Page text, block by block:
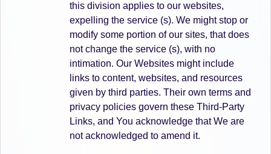
this division applies to our websites,
expelling the service (s). We might stop or
modify some portion of our sites, that does
not change the service (s), with no
intimation. Our Websites might include
links to content, websites, and resources
given by third parties. Their own terms and
privacy policies govern these Third-Party
Links, and You acknowledge that We are
not acknowledged to amend it.